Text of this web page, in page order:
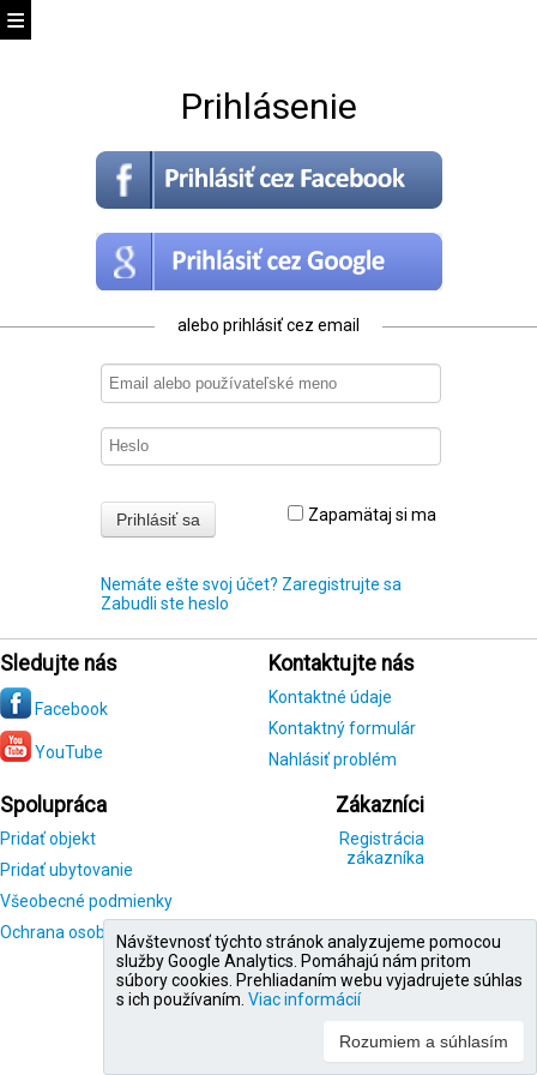
Prihlásenie
alebo prihlásiť cez email
Zapamätaj si ma
Nemáte ešte svoj účet? Zaregistrujte sa
Zabudli ste heslo
Sledujte nás
Facebook
YouTube
Kontaktujte nás
Kontaktné údaje
Kontaktný formulár
Nahlásiť problém
Spolupráca
Pridať objekt
Pridať ubytovanie
Všeobecné podmienky
Ochrana osobných údajov
Zákazníci
Registrácia
zákazníka
Návštevnosť týchto stránok analyzujeme pomocou
služby Google Analytics. Pomáhajú nám pritom
súbory cookies. Prehliadaním webu vyjadrujete súhlas
s ich používaním. Viac informácií